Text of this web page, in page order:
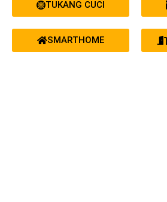
TUKANG CUCI
SMARTHOME